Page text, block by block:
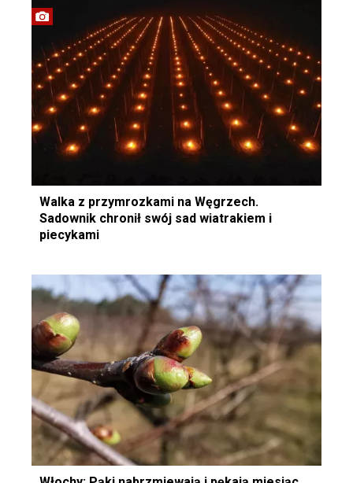
Walka z przymrozkami na Węgrzech.
Sadownik chronił swój sad wiatrakiem i
piecykami